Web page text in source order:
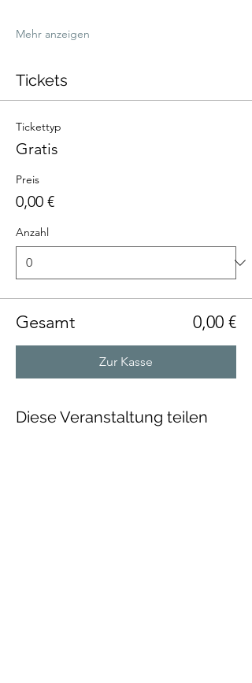
Mehr anzeigen
Tickets
Tickettyp
Gratis
Preis
0,00 €
Anzahl
Gesamt 0,00 €
Zur Kasse
Diese Veranstaltung teilen